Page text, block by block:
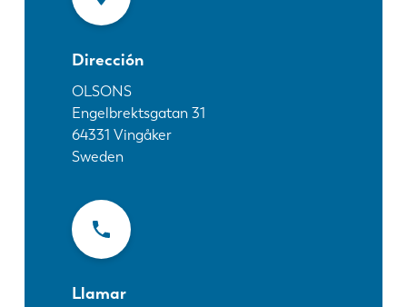
Dirección
OLSONS
Engelbrektsgatan 31
64331 Vingåker
Sweden
Llamar
Descubra LVD
Testimonios
Eventos
Centro de recursos
Industrias y soluciones
Contacto